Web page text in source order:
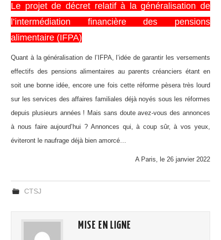
Le projet de décret relatif à la généralisation de
l’intermédiation financière des pensions
alimentaire (IFPA)
Quant à la généralisation de l’IFPA, l’idée de garantir les versements
effectifs des pensions alimentaires au parents créanciers étant en
soit une bonne idée, encore une fois cette réforme pèsera très lourd
sur les services des affaires familiales déjà noyés sous les réformes
depuis plusieurs années ! Mais sans doute avez-vous des annonces
à nous faire aujourd’hui ? Annonces qui, à coup sûr, à vos yeux,
éviteront le naufrage déjà bien amorcé…
A Paris, le 26 janvier 2022
CTSJ
MISE EN LIGNE